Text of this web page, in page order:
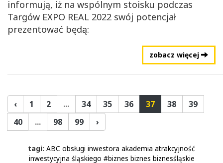
informują, iż na wspólnym stoisku podczas
Targów EXPO REAL 2022 swój potencjał
prezentować będą:
zobacz więcej
‹ 1 2 ... 34 35 36 37 38
39
40
... 98 99 ›
tagi: ABC obsługi inwestora akademia atrakcyjność
inwestycyjna śląskiego #biznes biznes biznesśląskie